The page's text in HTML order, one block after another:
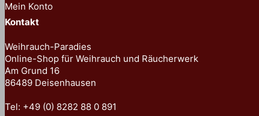
Mein Konto
Kontakt
Weihrauch-Paradies
Online-Shop für Weihrauch und Räucherwerk
Am Grund 16
86489 Deisenhausen
Tel: +49 (0) 8282 88 0 891